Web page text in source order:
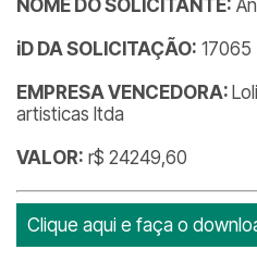
NOME DO SOLICITANTE:
iD DA SOLICITAÇÃO: 17065
EMPRESA VENCEDORA:
artisticas ltda
VALOR: r$ 24249,60
Clique aqui e faça o